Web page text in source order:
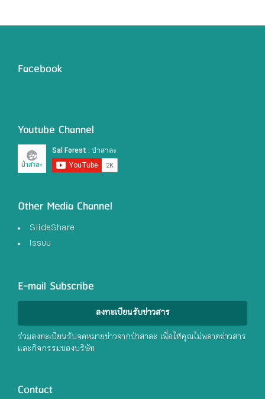
Facebook
Youtube Channel
Other Media Channel
SlideShare
Issuu
E-mail Subscribe
ลงทะเบียนรับข่าวสาร
ร่วมลงทะเบียนรับจดหมายข่าวจากป่าสาละ เพื่อให้คุณไม่พลาดข่าวสาร
และกิจกรรมของบริษัท
Contact